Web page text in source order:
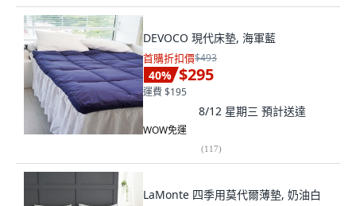
DEVOCO 現代床墊, 海軍藍
首購折扣價$493
40% $295
運費 $195
8/12 星期三 預計送達
WOW免運
(117)
LaMonte 四季用莫代爾薄墊, 奶油白